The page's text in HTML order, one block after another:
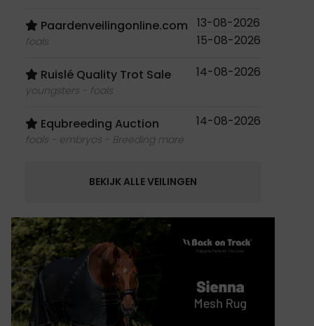
Paardenveilingonline.com
foals
13-08-2026
15-08-2026
Ruislé Quality Trot Sale
youngsters - foals
14-08-2026
Equbreeding Auction
foals - embryos - Breeding mare
14-08-2026
BEKIJK ALLE VEILINGEN